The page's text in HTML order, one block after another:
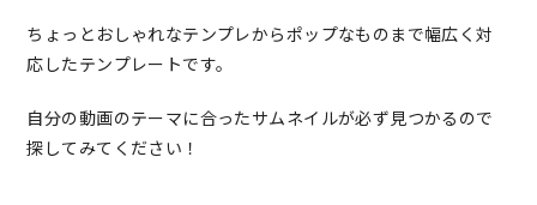
ちょっとおしゃれなテンプレからポップなものまで幅広く対
応したテンプレートです。
自分の動画のテーマに合ったサムネイルが必ず見つかるので
探してみてください！